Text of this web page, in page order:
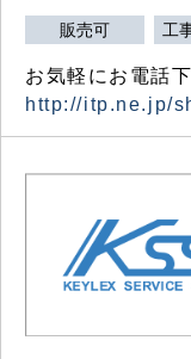
販売可 工
お気軽にお電話下
http://itp.ne.jp/